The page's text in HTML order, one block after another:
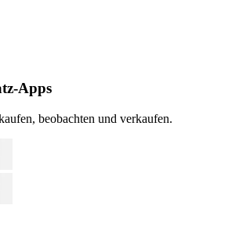
Apps
beobachten und verkaufen.